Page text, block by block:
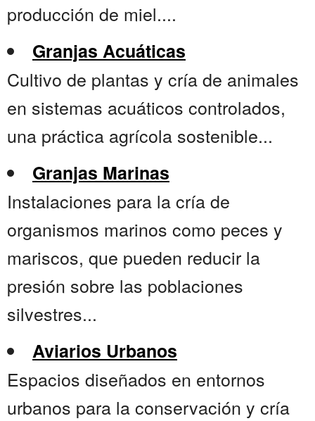
producción de miel....
Granjas Acuáticas
Cultivo de plantas y cría de animales
en sistemas acuáticos controlados,
una práctica agrícola sostenible...
Granjas Marinas
Instalaciones para la cría de
organismos marinos como peces y
mariscos, que pueden reducir la
presión sobre las poblaciones
silvestres...
Aviarios Urbanos
Espacios diseñados en entornos
urbanos para la conservación y cría